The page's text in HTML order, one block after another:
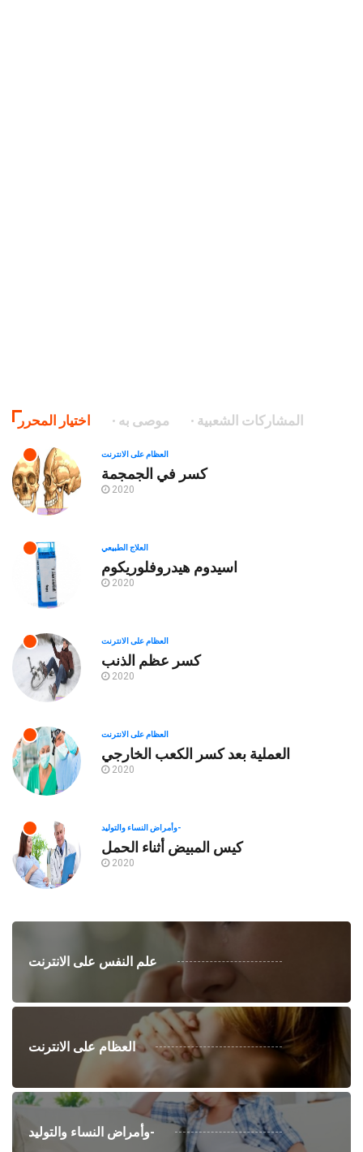
اختيار المحرر موصى به المشاركات الشعبية
العظام على الانترنت
كسر في الجمجمة
2020
العلاج الطبيعي
اسيدوم هيدروفلوريكوم
2020
العظام على الانترنت
كسر عظم الذنب
2020
العظام على الانترنت
العملية بعد كسر الكعب الخارجي
2020
وأمراض النساء والتوليد-
كيس المبيض أثناء الحمل
2020
علم النفس على الانترنت
العظام على الانترنت
وأمراض النساء والتوليد-